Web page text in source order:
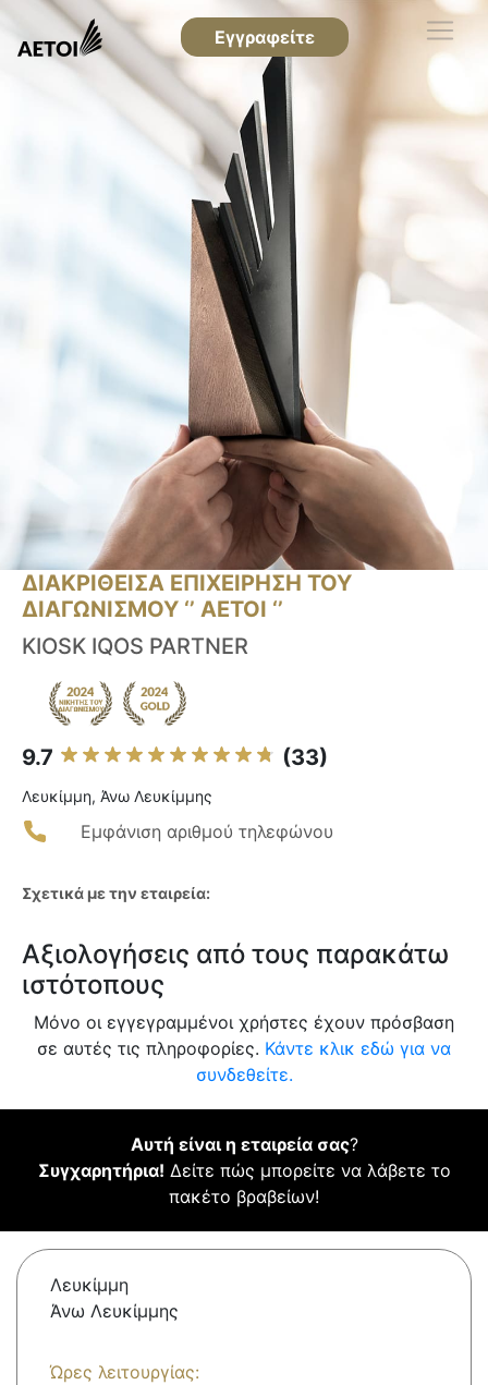
Εγγραφείτε
ΔΙΑΚΡΙΘΕΙΣΑ ΕΠΙΧΕΙΡΗΣΗ ΤΟΥ
ΔΙΑΓΩΝΙΣΜΟΥ ‘’ ΑΕΤΟΙ ‘’
KIOSK IQOS PARTNER
9.7 (33)
Λευκίμμη, Άνω Λευκίμμης
Εμφάνιση αριθμού τηλεφώνου
Σχετικά με την εταιρεία:
Αξιολογήσεις από τους παρακάτω
ιστότοπους
Μόνο οι εγγεγραμμένοι χρήστες έχουν πρόσβαση
σε αυτές τις πληροφορίες. Κάντε κλικ εδώ για να
συνδεθείτε.
Αυτή είναι η εταιρεία σας?
Συγχαρητήρια! Δείτε πώς μπορείτε να λάβετε το
πακέτο βραβείων!
Λευκίμμη
Άνω Λευκίμμης
Ώρες λειτουργίας: